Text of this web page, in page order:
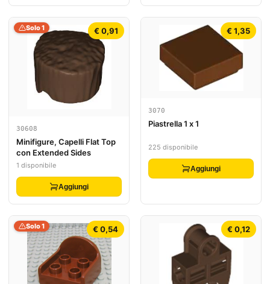
€ 0,91
Solo 1
30608
Minifigure, Capelli Flat Top
con Extended Sides
1 disponibile
Aggiungi
€ 1,35
3070
Piastrella 1 x 1
225 disponibile
Aggiungi
€ 0,54
Solo 1 € 0,12